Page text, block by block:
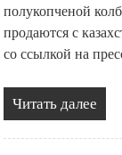
полукопченой
продаются с
со ссылкой на
Читать далее